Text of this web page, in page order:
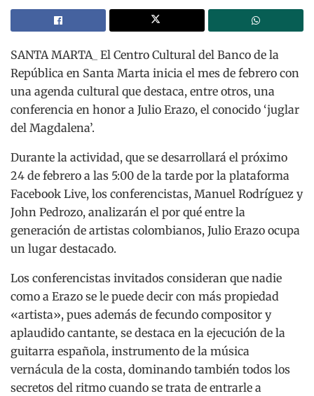
SANTA MARTA_ El Centro Cultural del Banco de la
República en Santa Marta inicia el mes de febrero con
una agenda cultural que destaca, entre otros, una
conferencia en honor a Julio Erazo, el conocido ‘juglar
del Magdalena’.
Durante la actividad, que se desarrollará el próximo
24 de febrero a las 5:00 de la tarde por la plataforma
Facebook Live, los conferencistas, Manuel Rodríguez y
John Pedrozo, analizarán el por qué entre la
generación de artistas colombianos, Julio Erazo ocupa
un lugar destacado.
Los conferencistas invitados consideran que nadie
como a Erazo se le puede decir con más propiedad
«artista», pues además de fecundo compositor y
aplaudido cantante, se destaca en la ejecución de la
guitarra española, instrumento de la música
vernácula de la costa, dominando también todos los
secretos del ritmo cuando se trata de entrarle a